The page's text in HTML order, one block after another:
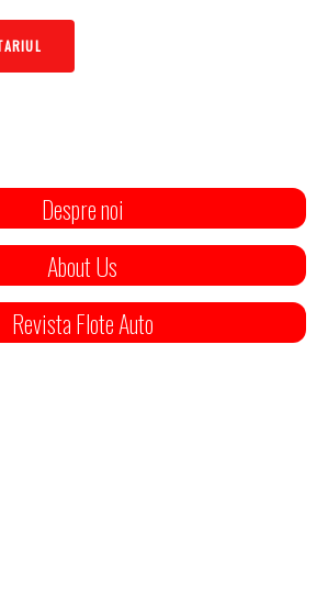
Despre noi
About Us
Revista Flote Auto